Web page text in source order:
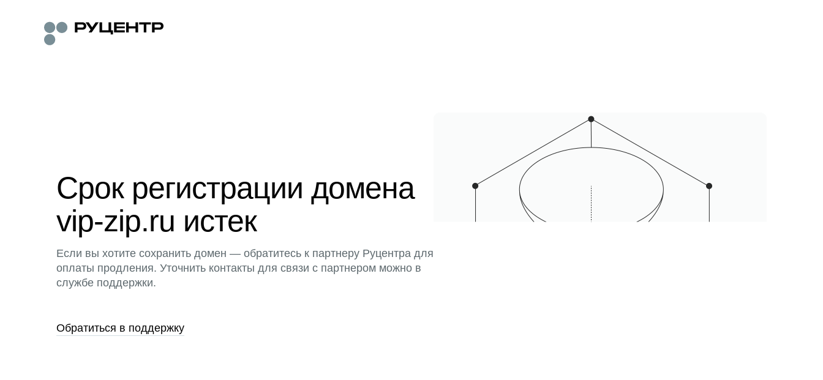
Срок регистрации домена
vip-zip.ru истек
Если вы хотите сохранить домен — обратитесь к партнеру Руцентра для
оплаты продления. Уточнить контакты для связи с партнером можно в
службе поддержки.
Обратиться в поддержку